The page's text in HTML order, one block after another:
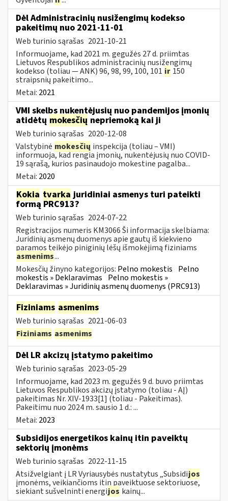
Dėl Administracinių nusižengimų kodekso
pakeitimų nuo 2021-11-01
Web turinio sąrašas 2021-10-21
Informuojame, kad 2021 m. gegužės 27 d. priimtas
Lietuvos Respublikos administracinių nusižengimų
kodekso (toliau — ANK) 96, 98, 99, 100, 101 ir 150
straipsnių pakeitimo...
Metai: 2021
VMI skelbs nukentėjusių nuo pandemijos įmonių
atidėtų mokesčių nepriemoką kai ji
Web turinio sąrašas 2020-12-08
Valstybinė mokesčių inspekcija (toliau – VMI)
informuoja, kad rengia įmonių, nukentėjusių nuo COVID-
19 sąrašą, kurios pasinaudojo mokestine pagalba...
Metai: 2020
Kokia tvarka juridiniai asmenys turi pateikti
formą PRC913?
Web turinio sąrašas 2024-07-22
Registracijos numeris KM3066 Ši informacija skelbiama:
Juridinių asmenų duomenys apie gautų iš kiekvieno
paramos teikėjo piniginių lėšų išmokėjimą fiziniams
asmenims...
Mokesčių žinyno kategorijos: Pelno mokestis Pelno
mokestis » Deklaravimas Pelno mokestis »
Deklaravimas » Juridinių asmenų duomenys (PRC913)
Fiziniams asmenims
Web turinio sąrašas 2021-06-03
Fiziniams asmenims
Dėl LR akcizų įstatymo pakeitimo
Web turinio sąrašas 2023-05-29
Informuojame, kad 2023 m. gegužės 9 d. buvo priimtas
Lietuvos Respublikos akcizų įstatymo (toliau - AĮ)
pakeitimas Nr. XIV-1933[1] (toliau - Pakeitimas).
Pakeitimu nuo 2024 m. sausio 1 d.: ...
Metai: 2023
Subsidijos energetikos kainų itin paveiktų
sektorių įmonėms
Web turinio sąrašas 2022-11-15
Atsižvelgiant į LR Vyriausybės nustatytus „Subsidijos
įmonėms, veikiančioms itin paveiktuose sektoriuose,
siekiant sušvelninti energijos kainų...